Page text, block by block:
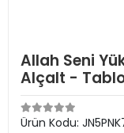
Allah Seni
Alçalt -
Ürün Kodu: